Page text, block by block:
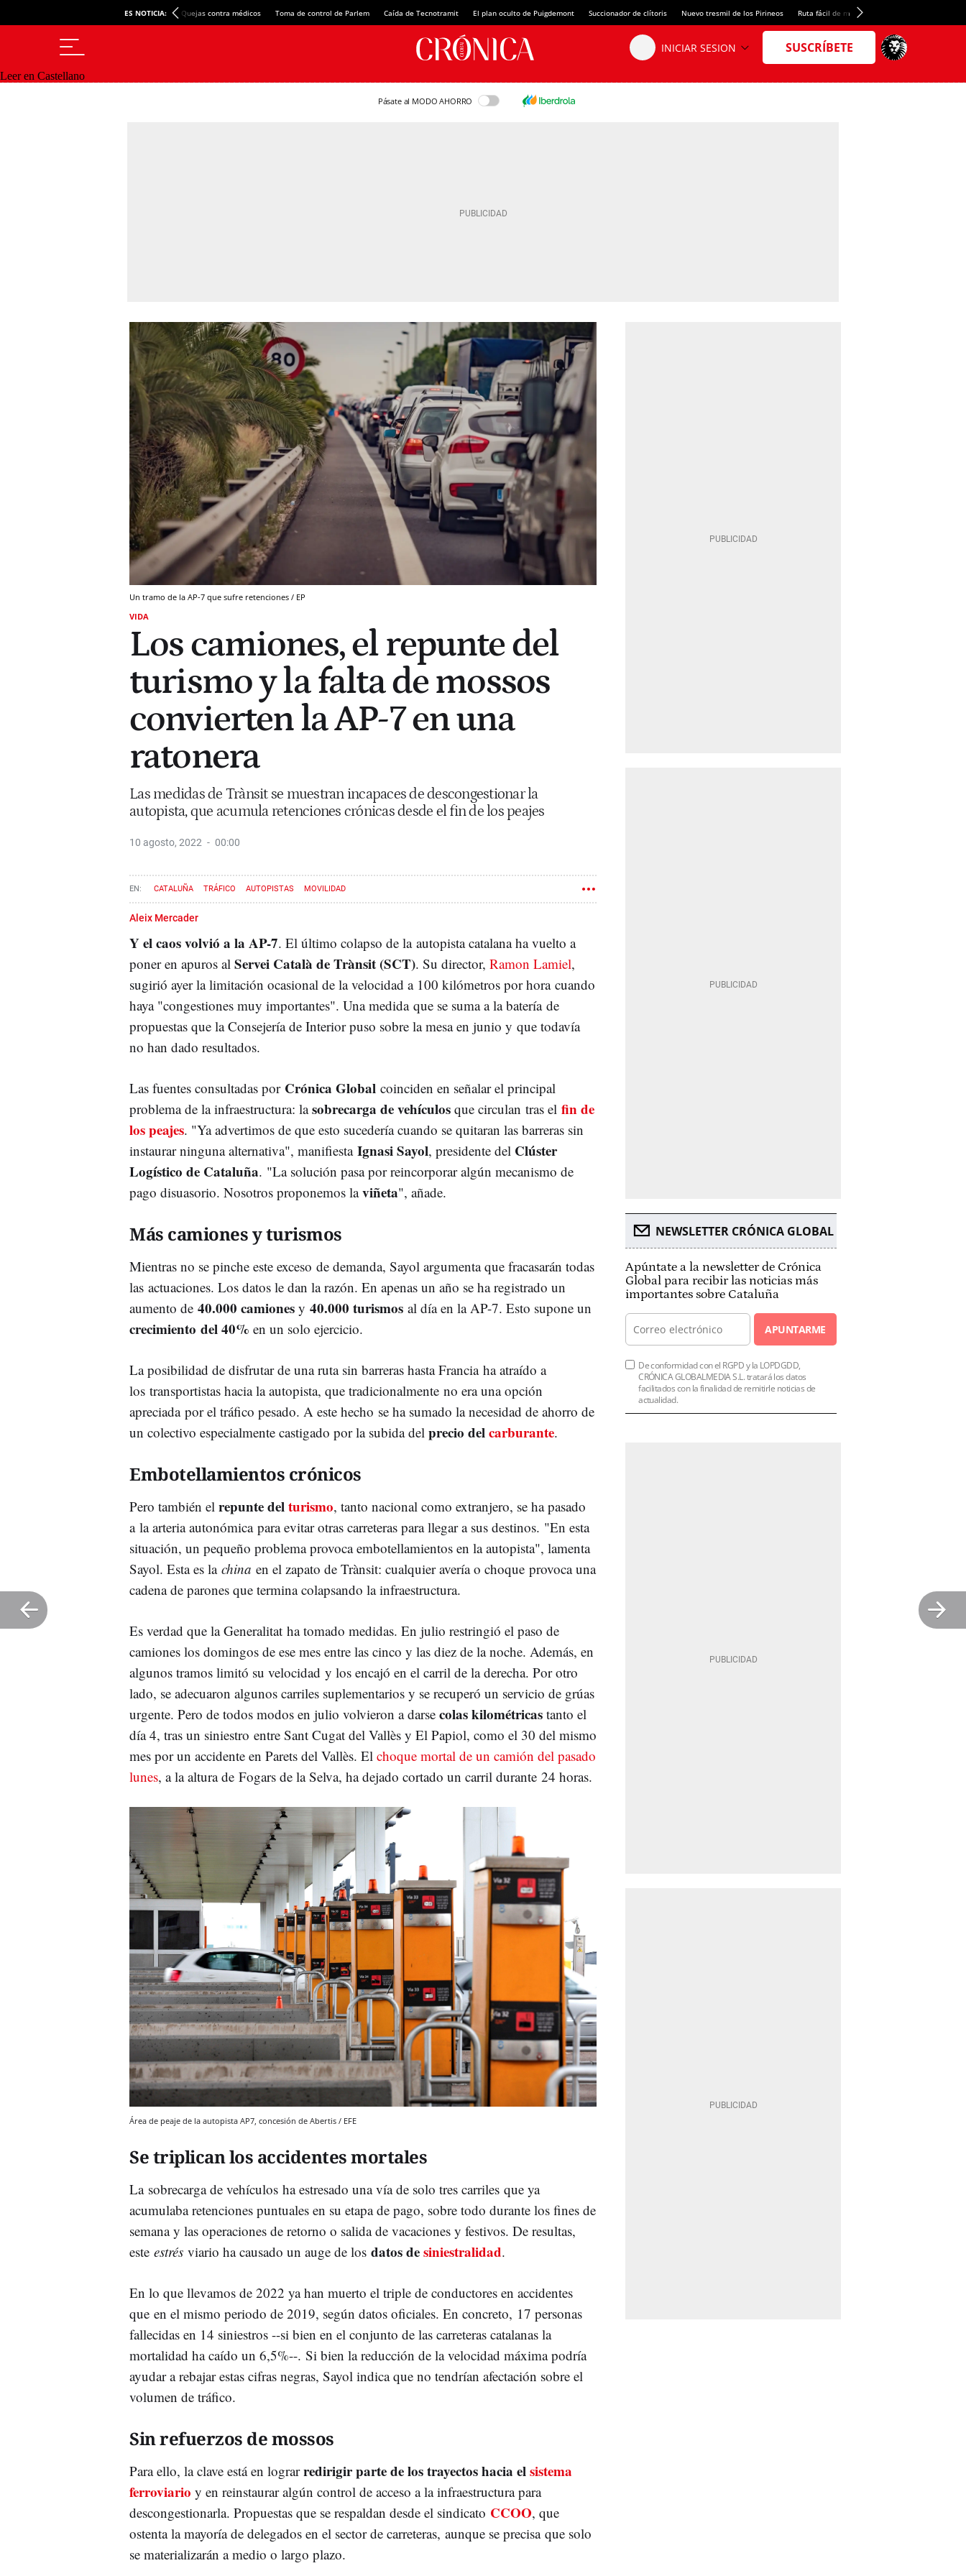
ES NOTICIA: Quejas contra médicos Toma de control de Parlem Caída de Tecnotramit El plan oculto de Puigdemont Succionador de clítoris Nuevo tresmil de los Pirineos Ruta fácil de montaña
Leer en Castellano
Pásate al MODO AHORRO
Un tramo de la AP-7 que sufre retenciones / EP
VIDA
Los camiones, el repunte del
turismo y la falta de mossos
convierten la AP-7 en una
ratonera
Las medidas de Trànsit se muestran incapaces de descongestionar la
autopista, que acumula retenciones crónicas desde el fin de los peajes
10 agosto, 2022 00:00
CATALUÑA TRÁFICO AUTOPISTAS MOVILIDAD
Aleix Mercader
Y el caos volvió a la AP-7. El último colapso de la autopista catalana ha vuelto a
poner en apuros al Servei Català de Trànsit (SCT). Su director, Ramon Lamiel,
sugirió ayer la limitación ocasional de la velocidad a 100 kilómetros por hora cuando
haya "congestiones muy importantes". Una medida que se suma a la batería de
propuestas que la Consejería de Interior puso sobre la mesa en junio y que todavía
no han dado resultados.
Las fuentes consultadas por Crónica Global coinciden en señalar el principal
problema de la infraestructura: lasobrecarga de vehículos que circulan tras el fin de
los peajes. "Ya advertimos de que esto sucedería cuando se quitaran las barreras sin
instaurar ninguna alternativa", manifiesta Ignasi Sayol, presidente del Clúster
Logístico de Cataluña. "La solución pasa por reincorporar algún mecanismo de
pago disuasorio. Nosotros proponemos laviñeta", añade.
Más camiones y turismos
Mientras no se pinche este exceso de demanda, Sayol argumenta que fracasarán todas
las actuaciones. Los datos le dan la razón. En apenas un año se ha registrado un
aumento de 40.000 camiones y 40.000 turismos al día en la AP-7. Esto supone un
crecimiento del 40% en un solo ejercicio.
La posibilidad de disfrutar de una ruta sin barreras hasta Francia ha atraído a
los transportistas hacia la autopista, que tradicionalmente no era una opción
apreciada por el tráfico pesado. A este hecho se ha sumado la necesidad de ahorro de
un colectivo especialmente castigado por la subida del precio delcarburante.
Embotellamientos crónicos
Pero también el repunte delturismo, tanto nacional como extranjero, se ha pasado
a la arteria autonómica para evitar otras carreteras para llegar a sus destinos. "En esta
situación, un pequeño problema provoca embotellamientos en la autopista", lamenta
Sayol. Esta es la china en el zapato de Trànsit: cualquier avería o choque provoca una
cadena de parones que termina colapsando la infraestructura.
Es verdad que la Generalitat ha tomado medidas. En julio restringió el paso de
camiones los domingos de ese mes entre las cinco y las diez de la noche. Además, en
algunos tramos limitó su velocidad y los encajó en el carril de la derecha. Por otro
lado, se adecuaron algunos carriles suplementarios y se recuperó un servicio de grúas
urgente. Pero de todos modos en julio volvieron a darse colaskilométricas tanto el
día 4, tras un siniestro entre Sant Cugat del Vallès y El Papiol, como el 30 del mismo
mes por un accidente en Parets del Vallès. El choque mortal de un camión del pasado
lunes, a la altura de Fogars de la Selva, ha dejado cortado un carril durante 24 horas.
Área de peaje de la autopista AP7, concesión de Abertis / EFE
Se triplican los accidentes mortales
La sobrecarga de vehículos ha estresado una vía de solo tres carriles que ya
acumulaba retenciones puntuales en su etapa de pago, sobre todo durante los fines de
semana y las operaciones de retorno o salida de vacaciones y festivos. De resultas,
este estrés viario ha causado un auge de los datos desiniestralidad.
En lo que llevamos de 2022 ya han muerto el triple de conductores en accidentes
que en el mismo periodo de 2019, según datos oficiales. En concreto, 17 personas
fallecidas en 14 siniestros --si bien en el conjunto de las carreteras catalanas la
mortalidad ha caído un 6,5%--. Si bien la reducción de la velocidad máxima podría
ayudar a rebajar estas cifras negras, Sayol indica que no tendrían afectación sobre el
volumen de tráfico.
Sin refuerzos de mossos
Para ello, la clave está en lograrredirigir parte de los trayectos hacia elsistema
ferroviario y en reinstaurar algún control de acceso a la infraestructura para
descongestionarla. Propuestas que se respaldan desde el sindicato CCOO, que
ostenta la mayoría de delegados en el sector de carreteras, aunque se precisa que solo
se materializarán a medio o largo plazo.
NEWSLETTER CRÓNICA GLOBAL
Apúntate a la newsletter de Crónica
Global para recibir las noticias más
importantes sobre Cataluña
APUNTARME
De conformidad con el RGPD y la LOPDGDD,
CRÓNICA GLOBALMEDIA S.L. tratará los datos
facilitados con la finalidad de remitirle noticias de
actualidad.